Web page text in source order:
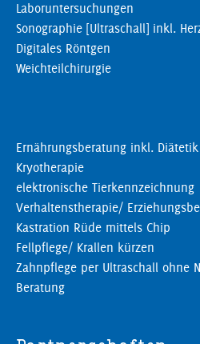
Laboruntersuchungen
Sonographie [Ultraschall] inkl.
Digitales Röntgen
Weichteilchirurgie
Ernährungsberatung inkl. Diätetik
Kryotherapie
elektronische Tierkennzeichnung
Verhaltenstherapie/
Kastration Rüde mittels Chip
Fellpflege/ Krallen kürzen
Zahnpflege per Ultraschall ohne
Beratung